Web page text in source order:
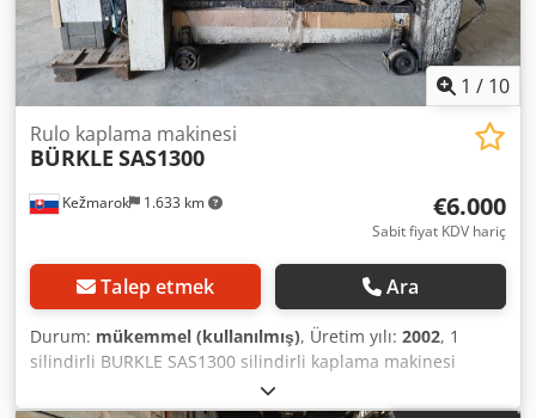
1 / 10
Kežmarok 1.633 km
Rulo kaplama makinesi
BÜRKLE SAS1300
€6.000
Sabit fiyat KDV hariç
Talep etmek Ara
Durum: mükemmel (kullanılmış), Üretim yılı: 2002, 1
silindirli BURKLE SAS1300 silindirli kaplama makinesi
satıyorum. Dkodpfx Aet S D Umsl Tjr Çalışma genişliği
1300mm Çok iyi durumda. Tamamen çalışır durumda.